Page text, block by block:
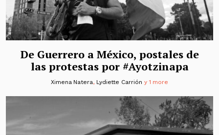
De Guerrero a México, postales de
las protestas por #Ayotzinapa
Ximena Natera, Lydiette Carrión y 1 more